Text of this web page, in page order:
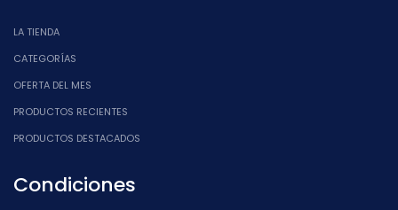
LA TIENDA
CATEGORÍAS
OFERTA DEL MES
PRODUCTOS RECIENTES
PRODUCTOS DESTACADOS
Condiciones